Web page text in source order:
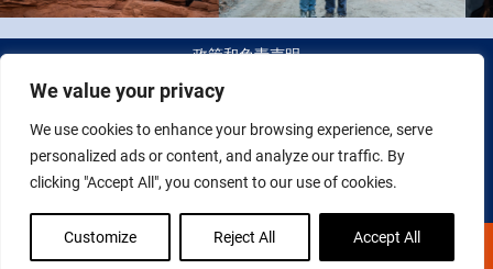
We value your privacy
We use cookies to enhance your browsing experience, serve
personalized ads or content, and analyze our traffic. By
clicking "Accept All", you consent to our use of cookies.
Customize Reject All Accept All
政策和免责声明
© 2026 Fight Colorectal Cancer 版权所有。 税务识别号（Tax
ID）：20-2622550
现在捐赠